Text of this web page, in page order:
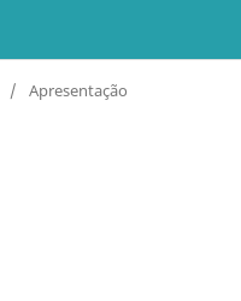
/ Apresentação